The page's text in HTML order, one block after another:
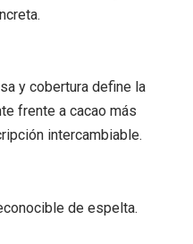
y cobertura define la
frente a cacao más
intercambiable.
de espelta.